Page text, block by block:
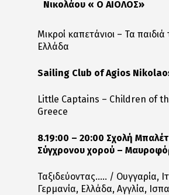
Νικολάου « Ο ΑΙΟΛΟΣ»
Μικροί καπετάνιοι – Τα
Ελλάδα
Sailing Club of Agios
Little Captains – Children of
Greece
8.19:00 – 20:00 Σχολή
Σύγχρονου χορού –
Ταξιδεύοντας….. / Ουγγαρία,
Γερμανία, Ελλάδα, Αγγλία,